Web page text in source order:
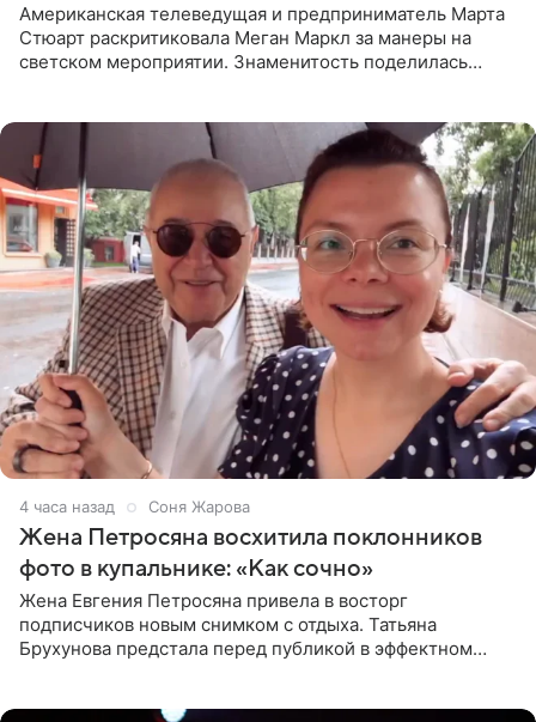
Американская телеведущая и предприниматель Марта
Стюарт раскритиковала Меган Маркл за манеры на
светском мероприятии. Знаменитость поделилась
4 часа назад Соня Жарова
Жена Петросяна восхитила поклонников
фото в купальнике: «Как сочно»
Жена Евгения Петросяна привела в восторг
подписчиков новым снимком с отдыха. Татьяна
Брухунова предстала перед публикой в эффектном